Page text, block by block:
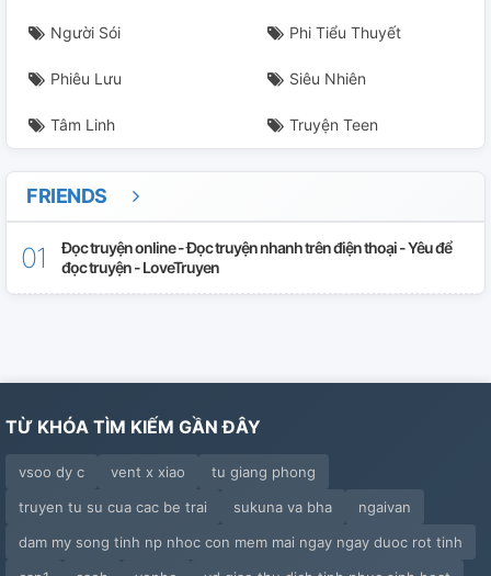
Người Sói Phi Tiểu Thuyết
Phiêu Lưu Siêu Nhiên
Tâm Linh Truyện Teen
FRIENDS
Đọc truyện online - Đọc truyện nhanh trên điện thoại - Yêu để
đọc truyện - LoveTruyen
TỪ KHÓA TÌM KIẾM GẦN ĐÂY
vsoo dy c vent x xiao
tu giang phong
truyen tu su cua cac be trai
sukuna va bha
ngaivan
dam my song tinh np nhoc con mem mai ngay ngay duoc rot tinh